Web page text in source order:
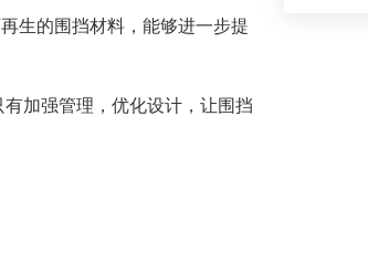
生的围挡材料，能够进一步提
加强管理，优化设计，让围挡